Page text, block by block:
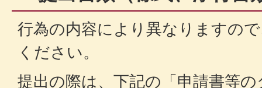
行為の内容により異なりますの
ください。
提出の際は、下記の「申請書等